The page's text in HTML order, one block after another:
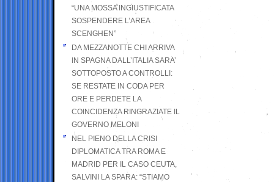
“UNA MOSSA INGIUSTIFICATA
SOSPENDERE L’AREA
SCENGHEN”
DA MEZZANOTTE CHI ARRIVA
IN SPAGNA DALL’ITALIA SARA’
SOTTOPOSTO A CONTROLLI:
SE RESTATE IN CODA PER
ORE E PERDETE LA
COINCIDENZA RINGRAZIATE IL
GOVERNO MELONI
NEL PIENO DELLA CRISI
DIPLOMATICA TRA ROMA E
MADRID PER IL CASO CEUTA,
SALVINI LA SPARA: “STIAMO